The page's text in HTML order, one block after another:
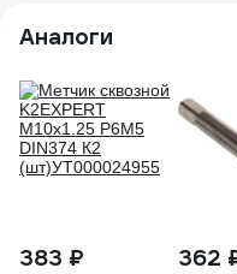
Аналоги
383 ₽ 362